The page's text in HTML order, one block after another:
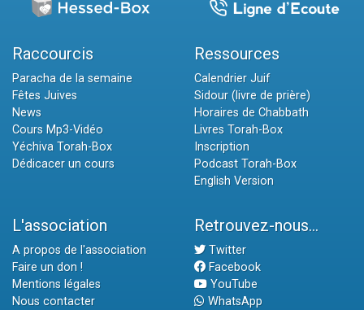
Raccourcis
Paracha de la semaine
Fêtes Juives
News
Cours Mp3-Vidéo
Yéchiva Torah-Box
Dédicacer un cours
Ressources
Calendrier Juif
Sidour (livre de prière)
Horaires de Chabbath
Livres Torah-Box
Inscription
Podcast Torah-Box
English Version
L'association
A propos de l'association
Faire un don !
Mentions légales
Nous contacter
Retrouvez-nous...
Twitter
Facebook
YouTube
WhatsApp